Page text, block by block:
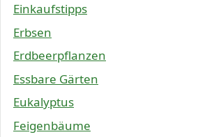
Einkaufstipps
Erbsen
Erdbeerpflanzen
Essbare Gärten
Eukalyptus
Feigenbäume